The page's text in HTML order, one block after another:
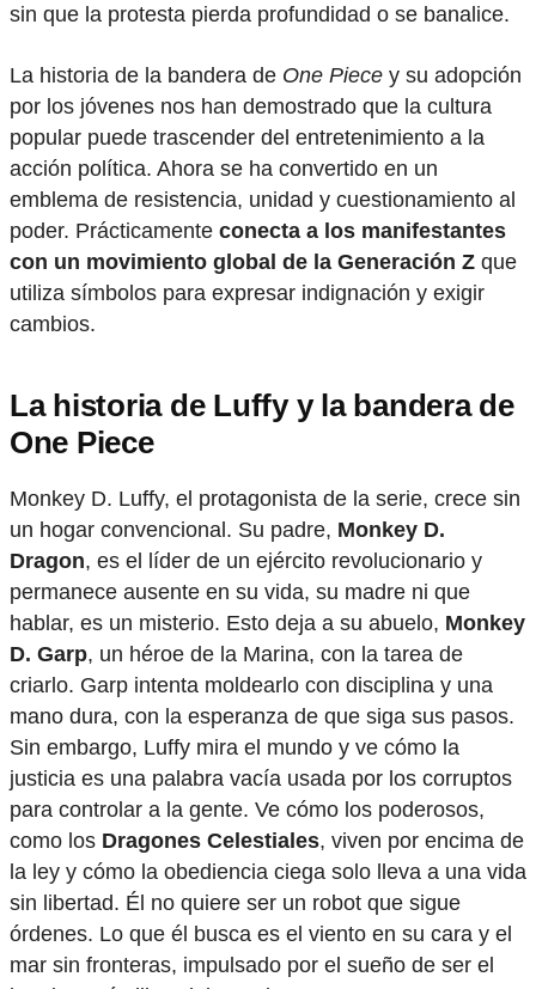
sin que la protesta pierda profundidad o se banalice.
La historia de la bandera de One Piece y su adopción
por los jóvenes nos han demostrado que la cultura
popular puede trascender del entretenimiento a la
acción política. Ahora se ha convertido en un
emblema de resistencia, unidad y cuestionamiento al
poder. Prácticamente conecta a los manifestantes
con un movimiento global de la Generación Z que
utiliza símbolos para expresar indignación y exigir
cambios.
La historia de Luffy y la bandera de
One Piece
Monkey D. Luffy, el protagonista de la serie, crece sin
un hogar convencional. Su padre, Monkey D.
Dragon, es el líder de un ejército revolucionario y
permanece ausente en su vida, su madre ni que
hablar, es un misterio. Esto deja a su abuelo, Monkey
D. Garp, un héroe de la Marina, con la tarea de
criarlo. Garp intenta moldearlo con disciplina y una
mano dura, con la esperanza de que siga sus pasos.
Sin embargo, Luffy mira el mundo y ve cómo la
justicia es una palabra vacía usada por los corruptos
para controlar a la gente. Ve cómo los poderosos,
como los Dragones Celestiales, viven por encima de
la ley y cómo la obediencia ciega solo lleva a una vida
sin libertad. Él no quiere ser un robot que sigue
órdenes. Lo que él busca es el viento en su cara y el
mar sin fronteras, impulsado por el sueño de ser el